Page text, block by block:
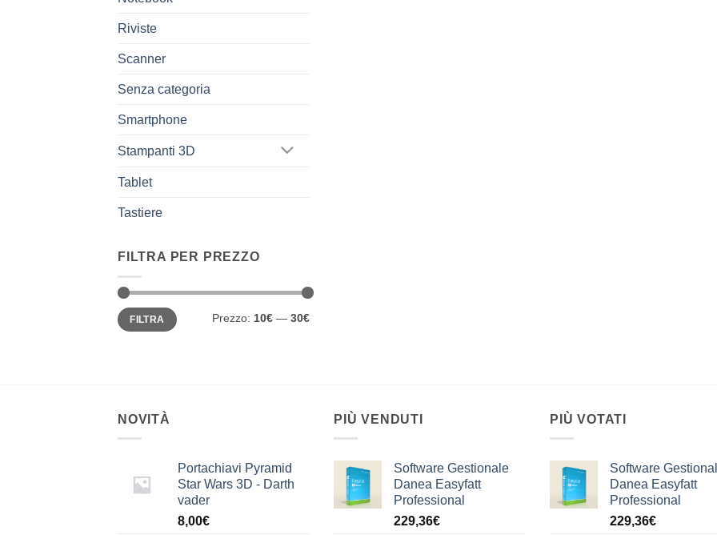
Riviste
Scanner
Senza categoria
Smartphone
Stampanti 3D
Tablet
Tastiere
FILTRA PER PREZZO
Prezzo
Min
Prezzo
MaxFILTRA Prezzo: 10€ — 30€
NOVITÀ
Portachiavi Pyramid
Star Wars 3D - Darth
vader
8,00€
PIÙ VENDUTI
Software Gestionale
Danea Easyfatt
Professional
229,36€
PIÙ VOTATI
Software
Danea Easyfatt
Professional
229,36€